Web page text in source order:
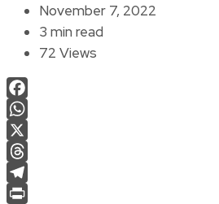
November 7, 2022
3 min read
72 Views
Facebook
WhatsApp
X
Threads
Telegram